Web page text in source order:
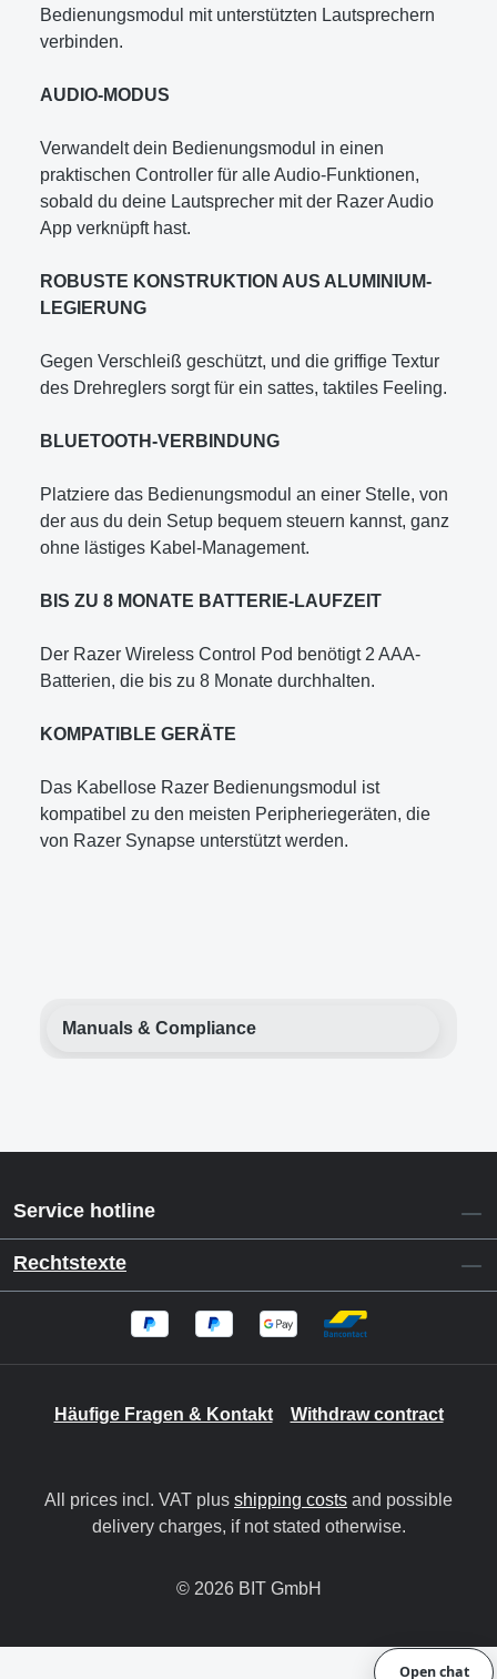
Bedienungsmodul mit unterstützten Lautsprechern
verbinden.
AUDIO-MODUS
Verwandelt dein Bedienungsmodul in einen
praktischen Controller für alle Audio-Funktionen,
sobald du deine Lautsprecher mit der Razer Audio
App verknüpft hast.
ROBUSTE KONSTRUKTION AUS ALUMINIUM-
LEGIERUNG
Gegen Verschleiß geschützt, und die griffige Textur
des Drehreglers sorgt für ein sattes, taktiles Feeling.
BLUETOOTH-VERBINDUNG
Platziere das Bedienungsmodul an einer Stelle, von
der aus du dein Setup bequem steuern kannst, ganz
ohne lästiges Kabel-Management.
BIS ZU 8 MONATE BATTERIE-LAUFZEIT
Der Razer Wireless Control Pod benötigt 2 AAA-
Batterien, die bis zu 8 Monate durchhalten.
KOMPATIBLE GERÄTE
Das Kabellose Razer Bedienungsmodul ist
kompatibel zu den meisten Peripheriegeräten, die
von Razer Synapse unterstützt werden.
Manuals & Compliance
Service hotline
Rechtstexte
Häufige Fragen & Kontakt Withdraw contract
All prices incl. VAT plus shipping costs and possible
delivery charges, if not stated otherwise.
© 2026 BIT GmbH
Open chat